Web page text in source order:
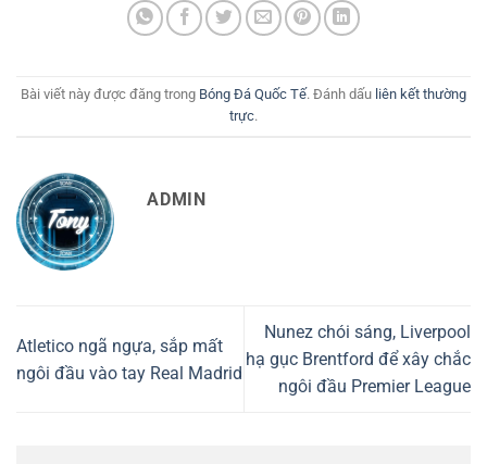
Bài viết này được đăng trong Bóng Đá Quốc Tế. Đánh dấu liên kết thường
trực.
ADMIN
Atletico ngã ngựa, sắp mất
ngôi đầu vào tay Real Madrid
Nunez chói sáng, Liverpool
hạ gục Brentford để xây chắc
ngôi đầu Premier League